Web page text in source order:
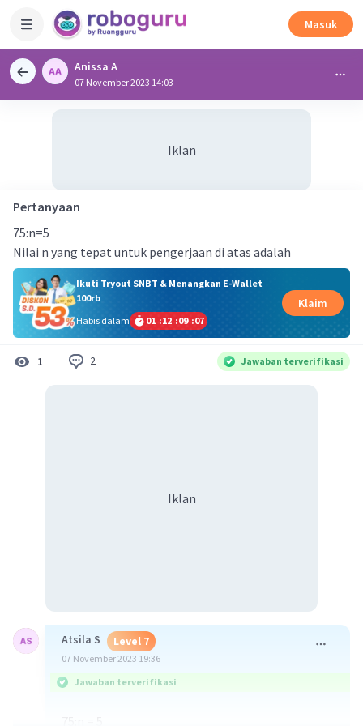
Masuk
Anissa A
07 November 2023 14:03
Iklan
Pertanyaan
75:n=5
Nilai n yang tepat untuk pengerjaan di atas adalah
Ikuti Tryout SNBT & Menangkan E-Wallet
100rb
Habis dalam
01 :12 :09 :06
Klaim
1 2 Jawaban terverifikasi
Iklan
Atsila S Level 7
07 November 2023 19:36
Jawaban terverifikasi